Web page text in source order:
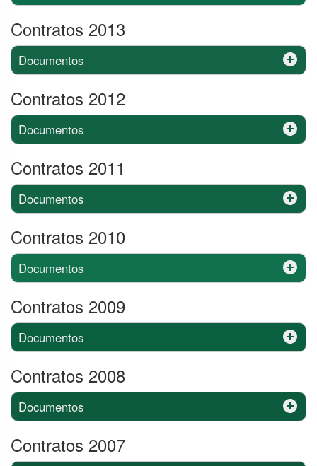
Contratos 2013
Documentos
Contratos 2012
Documentos
Contratos 2011
Documentos
Contratos 2010
Documentos
Contratos 2009
Documentos
Contratos 2008
Documentos
Contratos 2007